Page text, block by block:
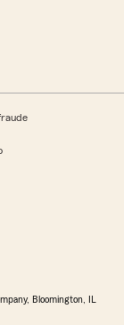
Bloomington, IL